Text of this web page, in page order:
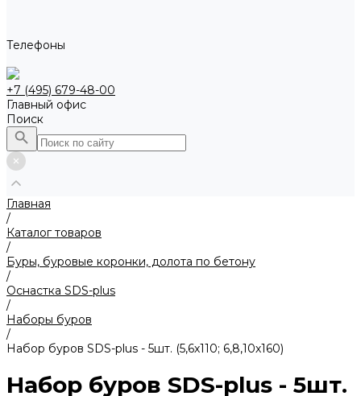
Телефоны
+7 (495) 679-48-00
Главный офис
Поиск
Главная
/
Каталог товаров
/
Буры, буровые коронки, долота по бетону
/
Оснастка SDS-plus
/
Наборы буров
/
Набор буров SDS-plus - 5шт. (5,6х110; 6,8,10х160)
Набор буров SDS-plus - 5шт.